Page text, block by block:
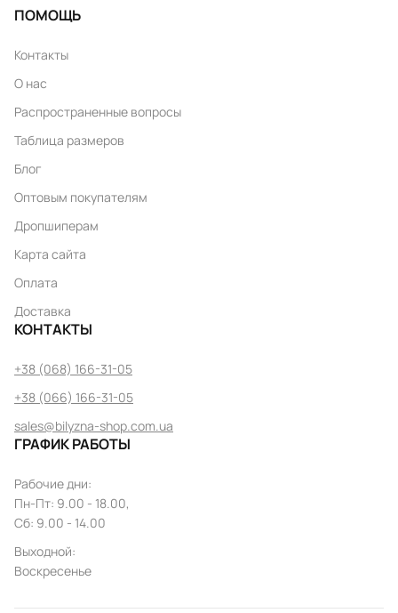
ПОМОЩЬ
Контакты
О нас
Распространенные вопросы
Таблица размеров
Блог
Оптовым покупателям
Дропшиперам
Карта сайта
Оплата
Доставка
КОНТАКТЫ
+38 (068) 166-31-05
+38 (066) 166-31-05
sales@bilyzna-shop.com.ua
ГРАФИК РАБОТЫ
Рабочие дни:
Пн-Пт: 9.00 - 18.00,
Сб: 9.00 - 14.00
Выходной:
Воскресенье